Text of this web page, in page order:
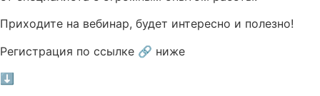
Приходите на вебинар, будет интересно и полезно!
Регистрация по ссылке 🔗 ниже
⬇️